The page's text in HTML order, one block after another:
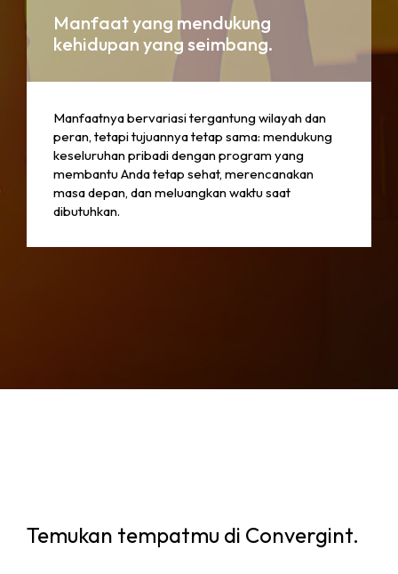
Manfaat yang mendukung
kehidupan yang seimbang.
Manfaatnya bervariasi tergantung wilayah dan
peran, tetapi tujuannya tetap sama: mendukung
keseluruhan pribadi dengan program yang
membantu Anda tetap sehat, merencanakan
masa depan, dan meluangkan waktu saat
dibutuhkan.
Temukan tempatmu di Convergint.